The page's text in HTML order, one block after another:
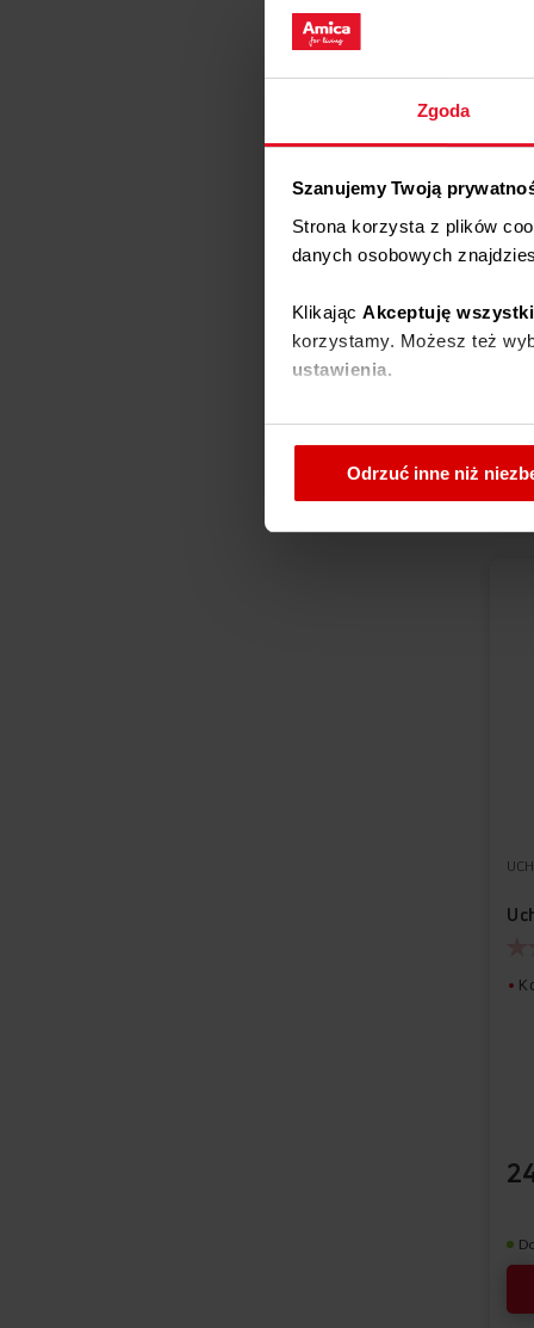
Zgoda
Szanujemy Twoją
Strona korzysta z plików
danych osobowych
Klikając Akceptuję
korzystamy. Możesz też
ustawienia.
W każdej chwili możesz
Odrzuć inne niż